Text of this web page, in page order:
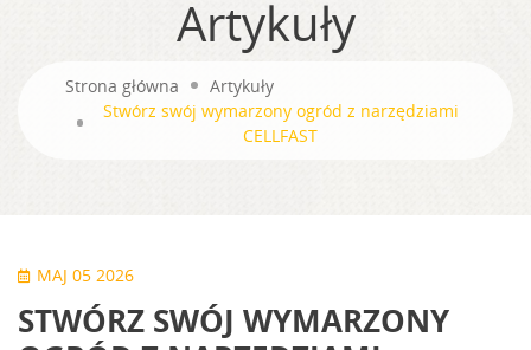
Artykuły
Strona główna
Artykuły
Stwórz swój wymarzony ogród z narzędziami
CELLFAST
MAJ 05 2026
STWÓRZ SWÓJ WYMARZONY